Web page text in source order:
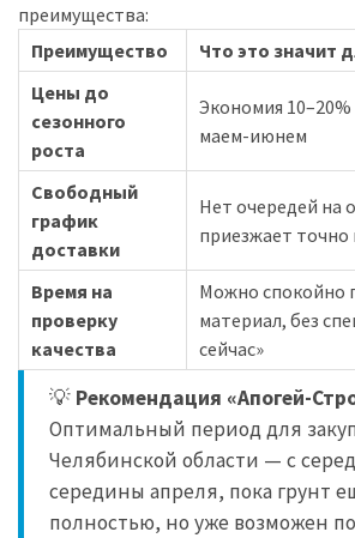
преимущества:
Преимущество
Что это значит
Цены до
сезонного
роста
Экономия
маем-июнем
Свободный
график
доставки
Нет очередей на
приезжает точно
Время на
проверку
качества
Можно спокойно
материал, без
сейчас»
💡 Рекомендация «Апогей-
Оптимальный период для
Челябинской области — с
середины апреля, пока грунт
полностью, но уже возможен